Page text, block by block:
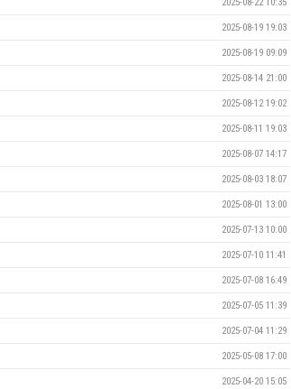
2025-08-19 19:03
2025-08-19 09:09
2025-08-14 21:00
2025-08-12 19:02
2025-08-11 19:03
2025-08-07 14:17
2025-08-03 18:07
2025-08-01 13:00
2025-07-13 10:00
2025-07-10 11:41
2025-07-08 16:49
2025-07-05 11:39
2025-07-04 11:29
2025-05-08 17:00
2025-04-20 15:05